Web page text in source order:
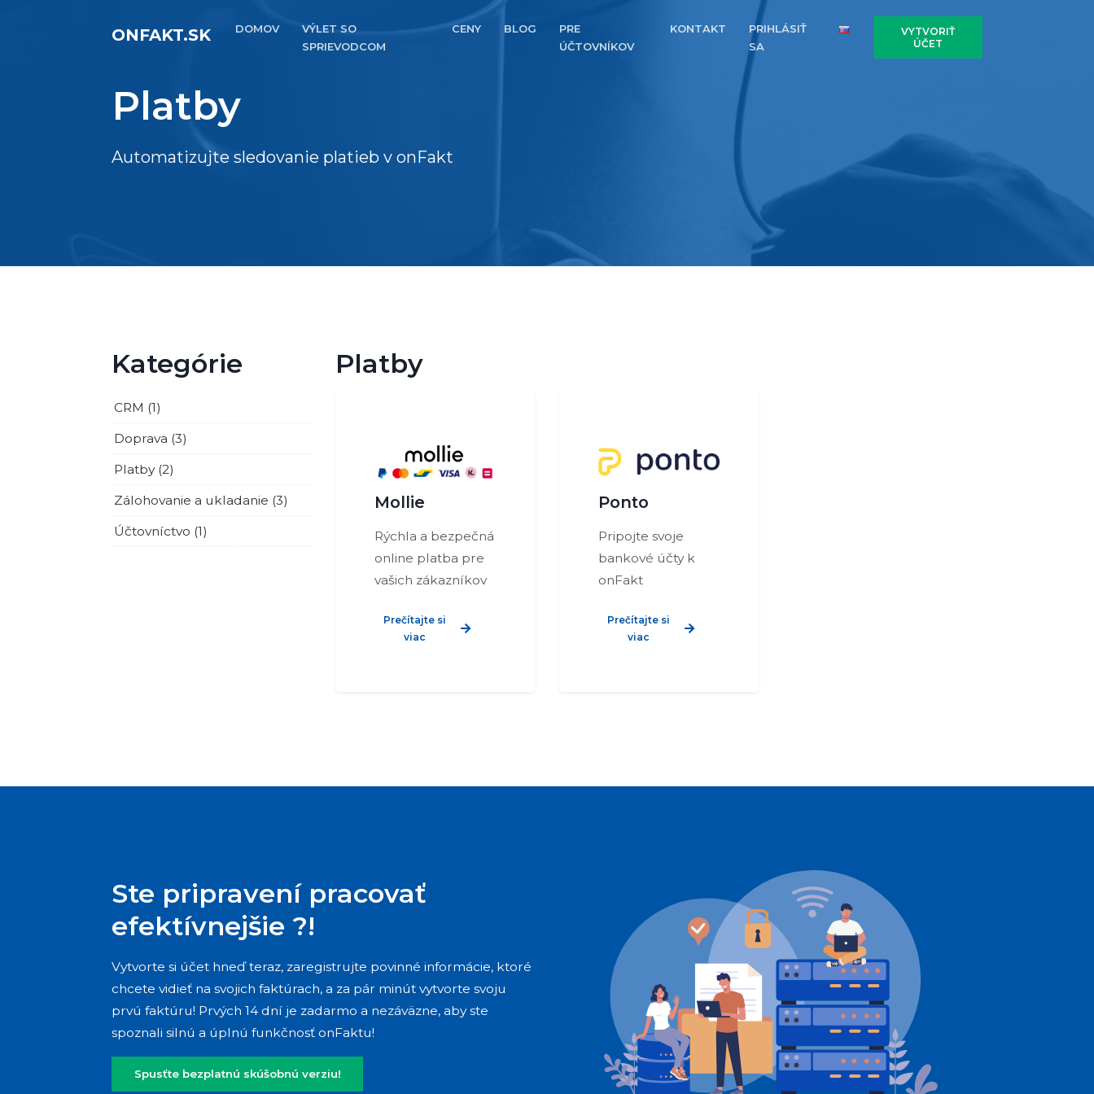
ONFAKT.SK DOMOV
VÝLET SO
SPRIEVODCOM
CENY BLOG
PRE
ÚČTOVNÍKOV
KONTAKT
PRIHLÁSIŤ
SA
VYTVORIŤ
ÚČET
Platby
Automatizujte sledovanie platieb v onFakt
Kategórie
CRM (1)
Doprava (3)
Platby (2)
Zálohovanie a ukladanie (3)
Účtovníctvo (1)
Platby
Mollie
Rýchla a bezpečná
online platba pre
vašich zákazníkov
Prečítajte si
viac
Ponto
Pripojte svoje
bankové účty k
onFakt
Prečítajte si
viac
Ste pripravení pracovať
efektívnejšie ?!
Vytvorte si účet hneď teraz, zaregistrujte povinné informácie, ktoré
chcete vidieť na svojich faktúrach, a za pár minút vytvorte svoju
prvú faktúru! Prvých 14 dní je zadarmo a nezáväzne, aby ste
spoznali silnú a úplnú funkčnosť onFaktu!
Spusťte bezplatnú skúšobnú verziu!